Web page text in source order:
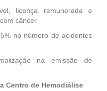
licença remunerada e
câncer
no número de acidentes
na emissão de
Centro de Hemodiálise